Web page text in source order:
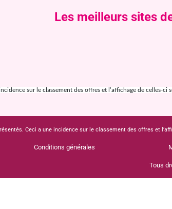
Les meilleurs sites
sur le classement des offres et l’affichage de celles-ci
Ceci a une incidence sur le classement des offres et
Conditions générales
Tous